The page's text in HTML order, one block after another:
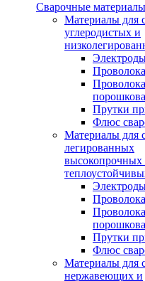
Сварочные материалы
Материалы для
углеродистых и
Проволока
Прутки
Флюс
Материалы для
легированных
высокопрочных
Проволока
Прутки
Флюс
Материалы для
нержавеющих и